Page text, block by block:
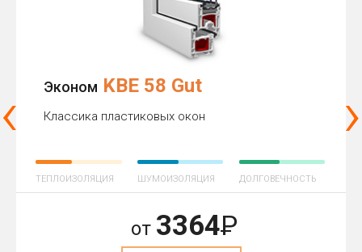
Эконом KBE 58 Gut
Классика пластиковых окон
ТЕПЛОИЗОЛЯЦИЯ ШУМОИЗОЛЯЦИЯ ДОЛГОВЕЧНОСТЬ
от 3364Р
‹ ›